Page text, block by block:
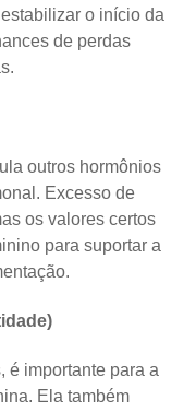
o início da
de perdas
outros hormônios
Excesso de
os valores certos
para suportar a
é importante para a
Ela também